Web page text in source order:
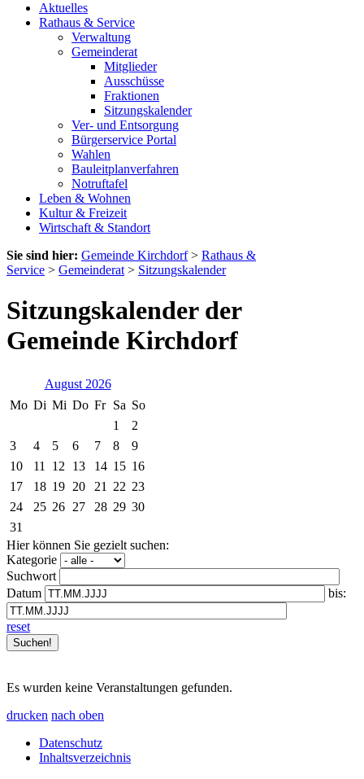
Aktuelles
Rathaus & Service
Verwaltung
Gemeinderat
Mitglieder
Ausschüsse
Fraktionen
Sitzungskalender
Ver- und Entsorgung
Bürgerservice Portal
Wahlen
Bauleitplanverfahren
Notruftafel
Leben & Wohnen
Kultur & Freizeit
Wirtschaft & Standort
Sie sind hier: Gemeinde Kirchdorf> Rathaus &
Service > Gemeinderat > Sitzungskalender
Sitzungskalender der
Gemeinde Kirchdorf
August 2026
Mo Di Mi Do Fr Sa So
1
2
3
4 5 6 7 8
9
10
11 12 13 14 15 16
17
18 19 20 21 22 23
24
25 26 27 28 29 30
31
Hier können Sie gezielt suchen:
Kategorie
Suchwort
Datum
bis:
reset
Es wurden keine Veranstaltungen gefunden.
drucken nach oben
Datenschutz
Inhaltsverzeichnis